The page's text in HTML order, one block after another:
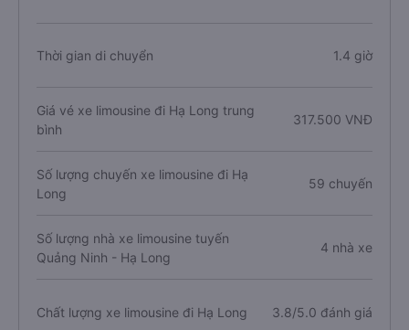
Thời gian di chuyển 1.4 giờ
Giá vé xe limousine đi Hạ Long trung
bình
317.500 VNĐ
Số lượng chuyến xe limousine đi Hạ
Long
59 chuyến
Số lượng nhà xe limousine tuyến
Quảng Ninh - Hạ Long
4 nhà xe
Chất lượng xe limousine đi Hạ Long 3.8/5.0 đánh giá